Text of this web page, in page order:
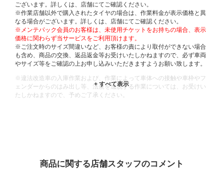
ございます。詳しくは、店舗にてご確認ください。
※作業店舗以外で購入されたタイヤの場合は、作業料金が表示価格と異
なる場合がございます。詳しくは、店舗にてご確認ください。
※メンテパック会員のお客様は、未使用チケットをお持ちの場合、表示
価格に関わらず当サービスをご利用頂けます。
※ご注文時のサイズ間違いなど、お客様の責により取付ができない場合
も含め、商品の交換、返品返金等お受けいたしかねますので、必ず車両
やサイズ等をご確認の上お申し込みいただきますようお願い致します。
※違法改造車の入庫作業および、作業によって車体への接触や車枠やフ
ェンダーからのはみ出し等、法規を逸脱する作業については、お受けい
たしかねますので、予めご了承ください。
商品に関する店舗スタッフのコメント